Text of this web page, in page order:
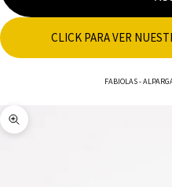
CLICK PARA VER
FABIOLAS-
Zoom picture